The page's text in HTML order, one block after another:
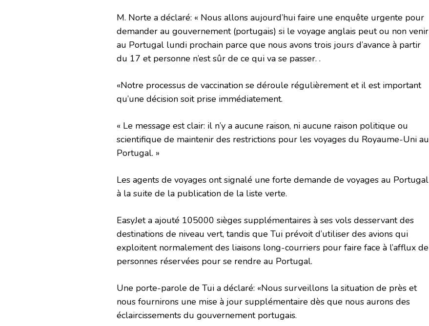
M. Norte a déclaré: « Nous allons aujourd’hui faire une enquête urgente pour
demander au gouvernement (portugais) si le voyage anglais peut ou non venir
au Portugal lundi prochain parce que nous avons trois jours d’avance à partir
du 17 et personne n’est sûr de ce qui va se passer. .
«Notre processus de vaccination se déroule régulièrement et il est important
qu’une décision soit prise immédiatement.
« Le message est clair: il n’y a aucune raison, ni aucune raison politique ou
scientifique de maintenir des restrictions pour les voyages du Royaume-Uni au
Portugal. »
Les agents de voyages ont signalé une forte demande de voyages au Portugal
à la suite de la publication de la liste verte.
EasyJet a ajouté 105000 sièges supplémentaires à ses vols desservant des
destinations de niveau vert, tandis que Tui prévoit d’utiliser des avions qui
exploitent normalement des liaisons long-courriers pour faire face à l’afflux de
personnes réservées pour se rendre au Portugal.
Une porte-parole de Tui a déclaré: «Nous surveillons la situation de près et
nous fournirons une mise à jour supplémentaire dès que nous aurons des
éclaircissements du gouvernement portugais.